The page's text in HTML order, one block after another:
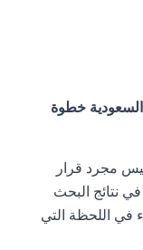
خطوة
مجرد قرار
نتائج البحث
في اللحظة التي